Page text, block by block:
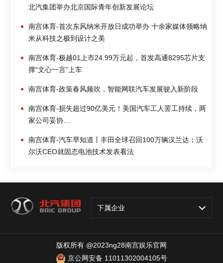
北汽集团举办北京国际青年创新发展论坛
南宫体育-首次东风纳米开放日成功举办 十余家媒体领略纳
米从科技之极到设计之美
南宫体育-极越01上市24.99万元起，首发高通8295芯片支
撑“文心一言”上车
南宫体育-政策春风频吹，智能网联汽车发展驶入新阶段
南宫体育-损失超过90亿美元！美国汽车工人罢工持续，两
家公司妥协…
南宫体育-汽车早知道丨丰田全球召回100万辆汉兰达；沃
尔沃CEO就固态电池技术发表看法
下属企业
版权所有 @2023ng28南宫娱乐官网
京公网安备 11011302004105号